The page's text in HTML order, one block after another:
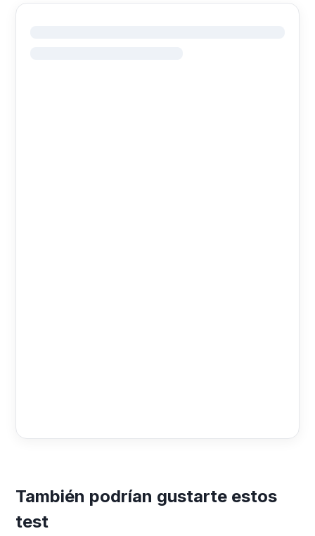
También podrían gustarte estos
test